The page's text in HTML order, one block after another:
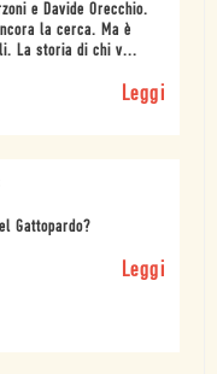
e Davide Orecchio.
la cerca. Ma è
La storia di chi v...
Leggi
Gattopardo?
Leggi